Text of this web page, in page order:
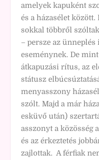
amelyek kapuként
és a házasélet
sokkal többről
– persze az
eseménynek. De
átkapuzási rítus, az
státusz
menyasszony
szólt. Majd a már
esküvő után)
asszonyt a közösség
és az érkeztetés
zajlottak. A férfiak